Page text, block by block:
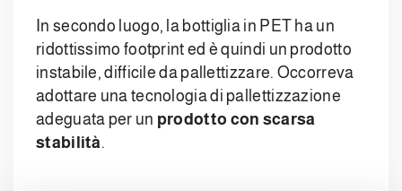
In secondo luogo, la bottiglia in PET ha un
ridottissimo footprint ed è quindi un prodotto
instabile, difficile da pallettizzare. Occorreva
adottare una tecnologia di pallettizzazione
adeguata per un prodotto con scarsa
stabilità.